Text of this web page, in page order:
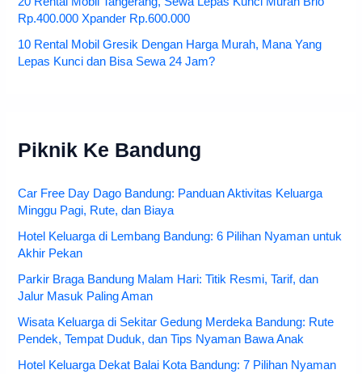
Rp.400.000 Xpander Rp.600.000
10 Rental Mobil Gresik Dengan Harga Murah, Mana Yang
Lepas Kunci dan Bisa Sewa 24 Jam?
Piknik Ke Bandung
Car Free Day Dago Bandung: Panduan Aktivitas Keluarga
Minggu Pagi, Rute, dan Biaya
Hotel Keluarga di Lembang Bandung: 6 Pilihan Nyaman untuk
Akhir Pekan
Parkir Braga Bandung Malam Hari: Titik Resmi, Tarif, dan
Jalur Masuk Paling Aman
Wisata Keluarga di Sekitar Gedung Merdeka Bandung: Rute
Pendek, Tempat Duduk, dan Tips Nyaman Bawa Anak
Hotel Keluarga Dekat Balai Kota Bandung: 7 Pilihan Nyaman